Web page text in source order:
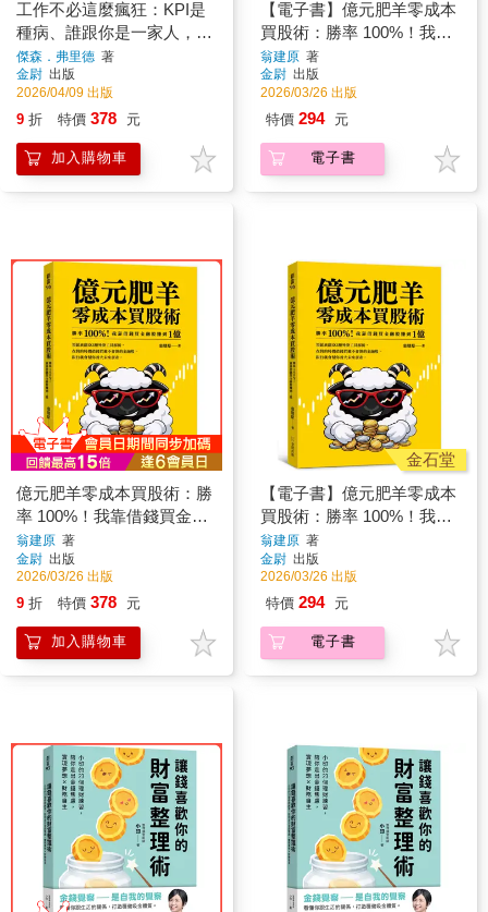
工作不必這麼瘋狂：KPI是
種病、誰跟你是一家人，矽
谷最反骨CEO的「平靜管理
法」打造「5點後自動登
出」的超獲利公司
傑森．弗里德 著
金尉 出版
2026/04/09 出版
9 折 特價 378 元
加入購物車
【電子書】億元肥羊零成本
買股術：勝率 100%！我靠
借錢買金融股賺到 1 億
翁建原 著
金尉 出版
2026/03/26 出版
特價 294 元
電子書
億元肥羊零成本買股術：勝
率 100%！我靠借錢買金融
股賺到 1 億
翁建原 著
金尉 出版
2026/03/26 出版
9 折 特價 378 元
加入購物車
金石堂
【電子書】億元肥羊零成本
買股術：勝率 100%！我靠
借錢買金融股賺到 1 億
翁建原 著
金尉 出版
2026/03/26 出版
特價 294 元
電子書